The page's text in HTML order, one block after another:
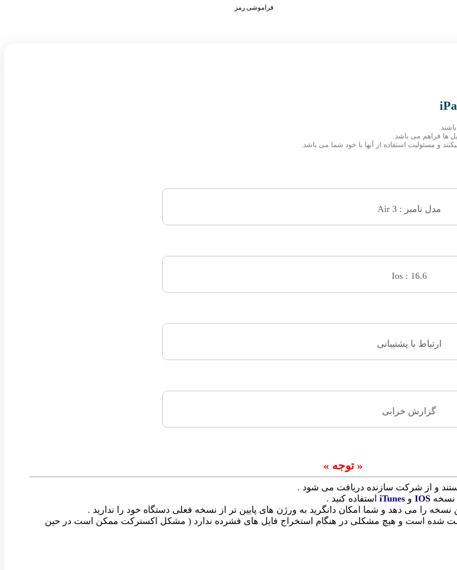
فراموشی رمز
و مسئولیت استفاده از آنها با خود شما می باشد.
مدل نامبر : Air 3
Ios : 16.6
ارتباط با پشتیبانی
گزارش خرابی
« توجه »
و از شرکت سازنده دریافت می شود .
نسخه IOS و iTunes استفاده کنید .
نسخه را می دهد و شما امکان دانگرید به ورژن های پایین تر از نسخه فعلی دستگاه خود را ندارید .
شده است و هیچ مشکلی در هنگام استخراج فایل های فشرده ندارد ( مشکل اکسترکت ممکن است در حین